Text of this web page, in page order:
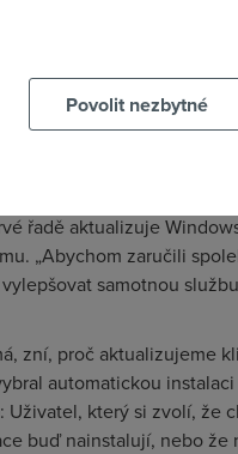
klikněte na Zdroj [dle
souborů Windows
Windows se
řadě aktualizuje
„Abychom zaručili
samotnou
zní, proč aktualizujeme
automatickou
který si zvolí, že
buď nainstalují, nebo že
Povolit nezbytné